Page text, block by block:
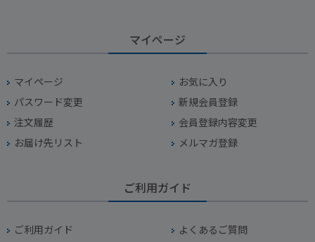
マイページ
マイページ
お気に入り
パスワード変更
新規会員登録
注文履歴
会員登録内容変更
お届け先リスト
メルマガ登録
ご利用ガイド
ご利用ガイド
よくあるご質問